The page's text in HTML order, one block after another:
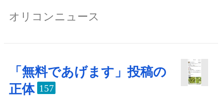
オリコンニュース
「無料であげます」投稿の
正体 157